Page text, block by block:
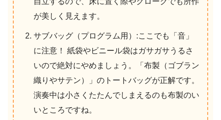
が美しく見えます。
サブバッグ（プログラム用）:ここでも「音」
に注意！ 紙袋やビニール袋はガサガサうるさ
いので絶対にやめましょう。「布製（ゴブラン
織りやサテン）」のトートバッグが正解です。
演奏中は小さくたたんでしまえるのも布製のい
いところですね。